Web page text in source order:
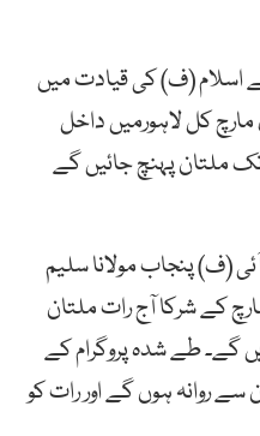
اسلام (ف) کی قیادت میں
کل لاہورمیں داخل
ملتان پہنچ جائیں گے
(ف) پنجاب مولانا سلیم
کے شرکا آج رات ملتان
گے۔ طے شدہ پروگرام کے
روانہ ہوں گے اور رات کو